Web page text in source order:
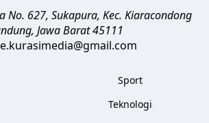
No. 627, Sukapura, Kec. Kiaracondong
, Jawa Barat45111
Sport
Teknologi